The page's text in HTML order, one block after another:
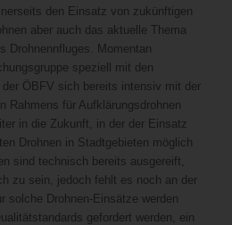
den Einsatz von zukünftigen
aber auch das aktuelle Thema
Drohnennfluges. Momentan
speziell mit den
ÖBFV sich bereits intensiv mit der
Rahmens für Aufklärungsdrohnen
in die Zukunft, in der der Einsatz
Drohnen in Stadtgebieten möglich
sind technisch bereits ausgereift,
zu sein, jedoch fehlt es noch an der
solche Drohnen-Einsätze werden
gefordert werden, ein